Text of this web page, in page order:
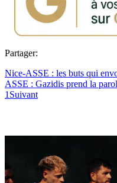
Partager:
Nice-ASSE : les buts qui
ASSE : Gazidis prend la
1 Suivant